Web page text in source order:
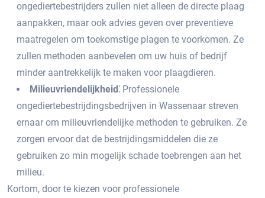
ongediertebestrijders zullen niet alleen de directe plaag
aanpakken, maar ook advies geven over preventieve
maatregelen om toekomstige plagen te voorkomen.​ Ze
zullen methoden aanbevelen om uw huis of bedrijf
minder aantrekkelijk te maken voor plaagdieren.
Milieuvriendelijkheid⁚ Professionele
ongediertebestrijdingsbedrijven in Wassenaar streven
ernaar om milieuvriendelijke methoden te gebruiken.​ Ze
zorgen ervoor dat de bestrijdingsmiddelen die ze
gebruiken zo min mogelijk schade toebrengen aan het
milieu.​
Kortom, door te kiezen voor professionele